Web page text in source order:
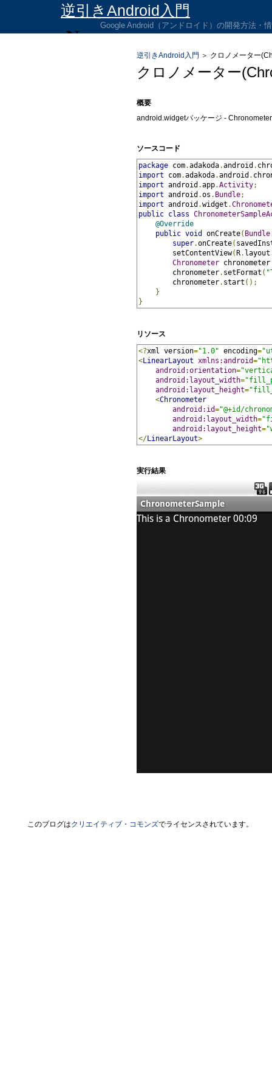
逆引きAndroid入門
Google Android（アンドロイド）の開発方法・
逆引きAndroid入門 ＞ クロノメーター
クロノメーター
概要
android.widgetパッケージ -
ソースコード
package com.adakoda.android .
import com.adakoda.android .
import android .app.Activity;
import android .os . Bundle;
import android .widget .
public class
@Override
public void onCreate( Bundle
super.onCreate(
setContentView(R. layout
Chronometer
chronometer. setFormat (
chronometer. start ();
}
}
リソース
<?xml version="1.0" encoding=
<LinearLayout xmlns:android=
android:orientation=
android:layout_width=
android:layout_height=
<Chronometer
android:id="@+id/
android:layout_width=
android:layout_height=
</LinearLayout>
実行結果
このブログはクリエイティブ・コモンズでライセンスされています。